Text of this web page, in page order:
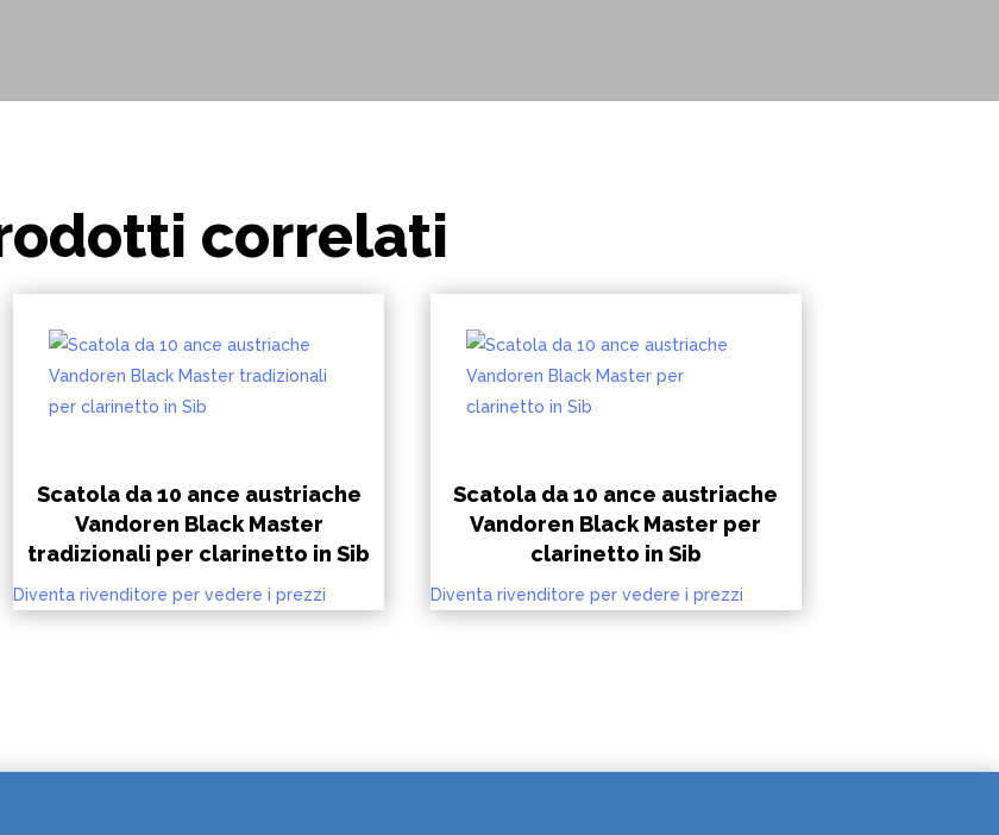
correlati
Scatola da 10 ance austriache
Vandoren Black Master
tradizionali per clarinetto in Sib
Diventa rivenditore per vedere i prezzi
Scatola da 10 ance austriache
Vandoren Black Master per
clarinetto in Sib
Diventa rivenditore per vedere i prezzi